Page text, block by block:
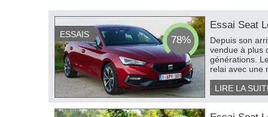
Essai Seat
Depuis son
vendue à plus
générations.
relai avec une
LIRE LA
ESSAIS 78%